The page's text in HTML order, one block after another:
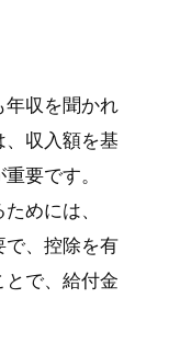
年収を聞かれ
、収入額を基
要です。
めには、
で、控除を有
で、給付金